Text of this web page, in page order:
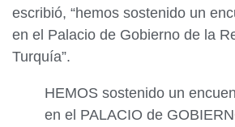
escribió, “hemos sostenido un
en el Palacio de Gobierno de la
Turquía”.
HEMOS sostenido un
en el PALACIO de